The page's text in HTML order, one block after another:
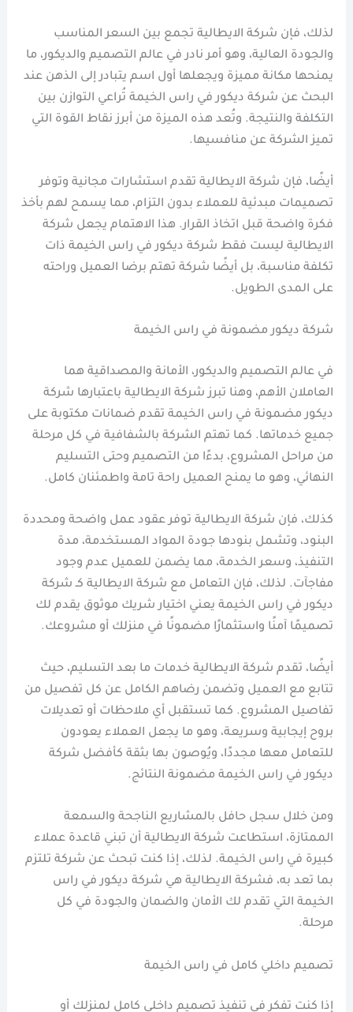
لذلك، فإن شركة الايطالية تجمع بين السعر المناسب
والجودة العالية، وهو أمر نادر في عالم التصميم والديكور، ما
يمنحها مكانة مميزة ويجعلها أول اسم يتبادر إلى الذهن عند
البحث عن شركة ديكور في راس الخيمة تُراعي التوازن بين
التكلفة والنتيجة. وتُعد هذه الميزة من أبرز نقاط القوة التي
تميز الشركة عن منافسيها.
أيضًا، فإن شركة الايطالية تقدم استشارات مجانية وتوفر
تصميمات مبدئية للعملاء بدون التزام، مما يسمح لهم بأخذ
فكرة واضحة قبل اتخاذ القرار. هذا الاهتمام يجعل شركة
الايطالية ليست فقط شركة ديكور في راس الخيمة ذات
تكلفة مناسبة، بل أيضًا شركة تهتم برضا العميل وراحته
على المدى الطويل.
شركة ديكور مضمونة في راس الخيمة
في عالم التصميم والديكور، الأمانة والمصداقية هما
العاملان الأهم، وهنا تبرز شركة الايطالية باعتبارها شركة
ديكور مضمونة في راس الخيمة تقدم ضمانات مكتوبة على
جميع خدماتها. كما تهتم الشركة بالشفافية في كل مرحلة
من مراحل المشروع، بدءًا من التصميم وحتى التسليم
النهائي، وهو ما يمنح العميل راحة تامة واطمئنان كامل.
كذلك، فإن شركة الايطالية توفر عقود عمل واضحة ومحددة
البنود، وتشمل بنودها جودة المواد المستخدمة، مدة
التنفيذ، وسعر الخدمة، مما يضمن للعميل عدم وجود
مفاجآت. لذلك، فإن التعامل مع شركة الايطالية كـ شركة
ديكور في راس الخيمة يعني اختيار شريك موثوق يقدم لك
تصميمًا آمنًا واستثمارًا مضمونًا في منزلك أو مشروعك.
أيضًا، تقدم شركة الايطالية خدمات ما بعد التسليم، حيث
تتابع مع العميل وتضمن رضاهم الكامل عن كل تفصيل من
تفاصيل المشروع. كما تستقبل أي ملاحظات أو تعديلات
بروح إيجابية وسريعة، وهو ما يجعل العملاء يعودون
للتعامل معها مجددًا، ويُوصون بها بثقة كأفضل شركة
ديكور في راس الخيمة مضمونة النتائج.
ومن خلال سجل حافل بالمشاريع الناجحة والسمعة
الممتازة، استطاعت شركة الايطالية أن تبني قاعدة عملاء
كبيرة في راس الخيمة. لذلك، إذا كنت تبحث عن شركة تلتزم
بما تعد به، فشركة الايطالية هي شركة ديكور في راس
الخيمة التي تقدم لك الأمان والضمان والجودة في كل
مرحلة.
تصميم داخلي كامل في راس الخيمة
إذا كنت تفكر في تنفيذ تصميم داخلي كامل لمنزلك أو